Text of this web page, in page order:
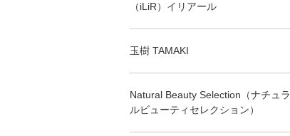
（iLiR）イリアール
玉樹 TAMAKI
Natural Beauty Selection（ナチュラ
ルビューティセレクション）